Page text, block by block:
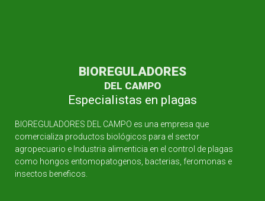
BIOREGULADORES
DEL CAMPO
Especialistas en plagas
BIOREGULADORES DEL CAMPO es una empresa que
comercializa productos biológicos para el sector
agropecuario e Industria alimenticia en el control de plagas
como hongos entomopatogenos, bacterias, feromonas e
insectos beneficos.